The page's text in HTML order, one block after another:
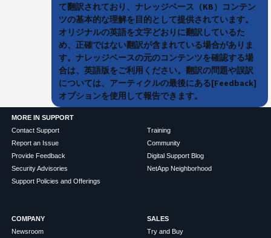
て翻訳されており、ナレッジベース（KB）コンテン
ツの基本的な理解を目的として提供されています。
オリジナルの英語を文字どおりに翻訳しているた
め、正確ではない翻訳が含まれている場合がありま
す。ナレッジベースの元のコンテンツを確認する場
合は、英語版をご利用ください。翻訳の問題や誤訳
については、アーティクルの最後にある[Feedback]
オプションを使用して報告できます。
MORE IN SUPPORT
Contact Support
Report an Issue
Provide Feedback
Security Advisories
Support Policies and Offerings
Training
Community
Digital Support Blog
NetApp Neighborhood
COMPANY
Newsroom
SALES
Try and Buy